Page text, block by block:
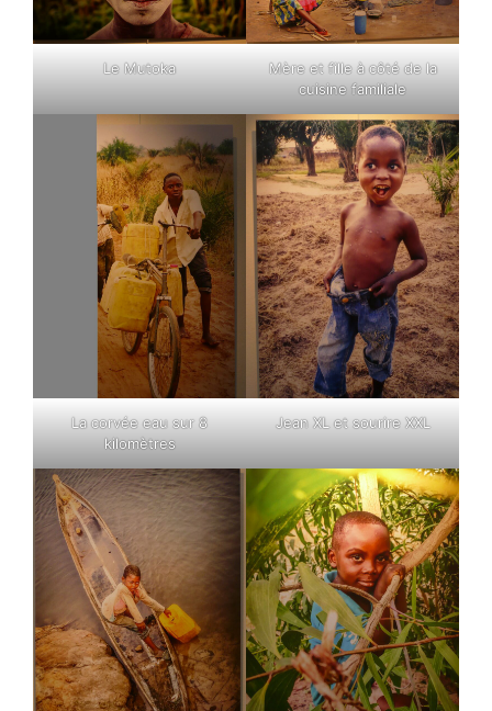
Le Mutoka
Mère et fille à côté de la
cuisine familiale
La corvée eau sur 8
kilomètres
Jean XL et sourire XXL